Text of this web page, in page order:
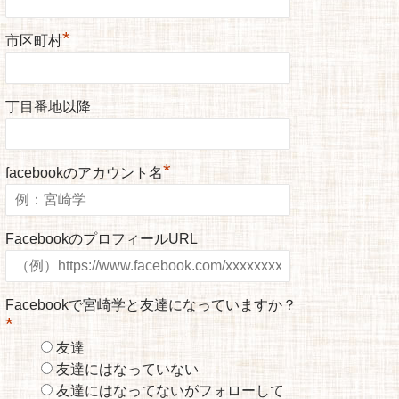
市区町村*
丁目番地以降
facebookのアカウント名*
FacebookのプロフィールURL
Facebookで宮崎学と友達になっていますか？
*
友達
友達にはなっていない
友達にはなってないがフォローして